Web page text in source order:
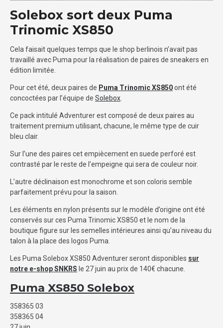
Solebox sort deux Puma
Trinomic XS850
Cela faisait quelques temps que le shop berlinois n’avait pas
travaillé avec Puma pour la réalisation de paires de sneakers en
édition limitée.
Pour cet été, deux paires de Puma Trinomic XS850ont été
concoctées par l’équipe de Solebox.
Ce pack intitulé Adventurer est composé de deux paires au
traitement premium utilisant, chacune, le même type de cuir
bleu clair.
Sur l’une des paires cet empiècement en suede perforé est
contrasté par le reste de l’empeigne qui sera de couleur noir.
L’autre déclinaison est monochrome et son coloris semble
parfaitement prévu pour la saison.
Les éléments en nylon présents sur le modèle d’origine ont été
conservés sur ces Puma Trinomic XS850 et le nom de la
boutique figure sur les semelles intérieures ainsi qu’au niveau du
talon à la place des logos Puma.
Les Puma Solebox XS850 Adventurer seront disponibles sur
notre e-shop SNKRS le 27 juin au prix de 140€ chacune.
Puma XS850 Solebox
358365 03
358365 04